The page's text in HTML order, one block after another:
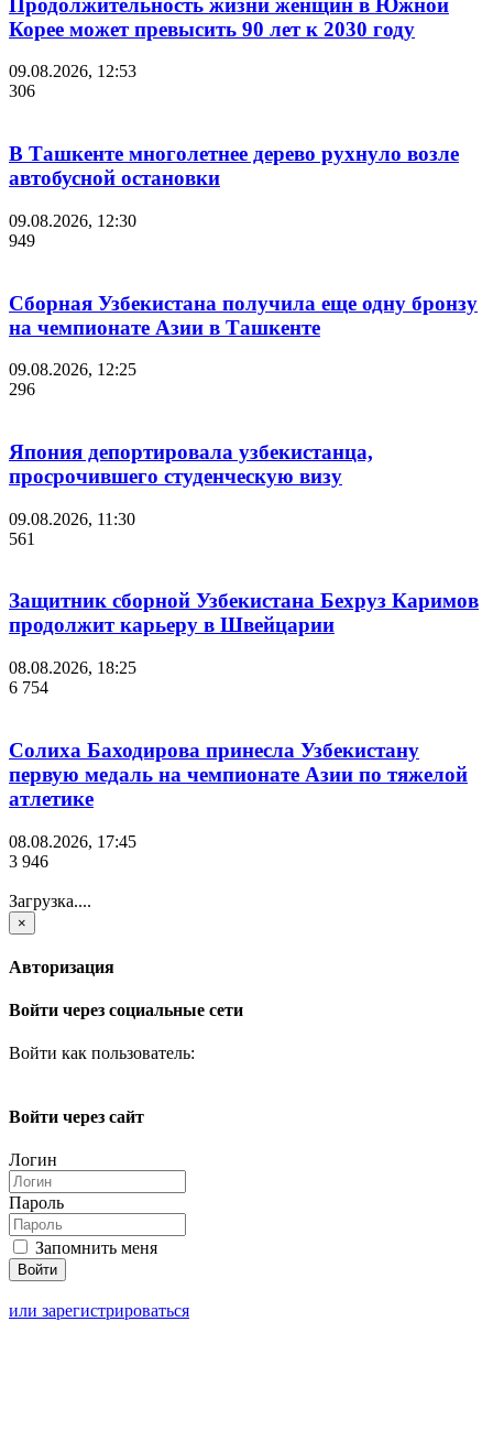
Корее может превысить 90 лет к 2030 году
09.08.2026, 12:53
306
В Ташкенте многолетнее дерево рухнуло возле
автобусной остановки
09.08.2026, 12:30
949
Сборная Узбекистана получила еще одну бронзу
на чемпионате Азии в Ташкенте
09.08.2026, 12:25
296
Япония депортировала узбекистанца,
просрочившего студенческую визу
09.08.2026, 11:30
561
Защитник сборной Узбекистана Бехруз Каримов
продолжит карьеру в Швейцарии
08.08.2026, 18:25
6 754
Солиха Баходирова принесла Узбекистану
первую медаль на чемпионате Азии по тяжелой
атлетике
08.08.2026, 17:45
3 946
Загрузка....
×
Авторизация
Войти через социальные сети
Войти как пользователь:
Войти через сайт
Логин
Пароль
Запомнить меня
или зарегистрироваться